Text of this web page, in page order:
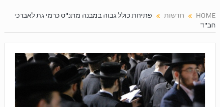
HOME חדשות
פתיחת כולל גבוה במבנה מתנ"ס כרמי גת לאברכי
חב"ד